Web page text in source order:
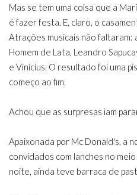
Mas se tem uma coisa que a
é fazer festa. E, claro, o
Atrações musicais não faltaram:
Homem de Lata, Leandro
e Vinícius. O resultado foi uma
começo ao fim.
Achou que as surpresas iam
Apaixonada por Mc Donald's, a
convidados com lanches no
noite, ainda teve barraca de